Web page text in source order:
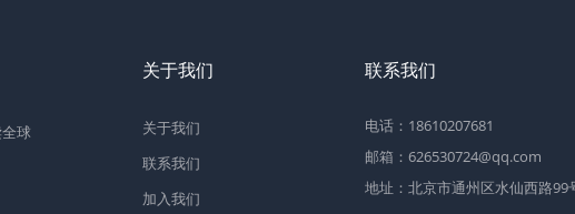
球
关于我们
关于我们
联系我们
加入我们
联系我们
电话：18610207681
邮箱：626530724@qq.com
地址：北京市通州区水仙西路99